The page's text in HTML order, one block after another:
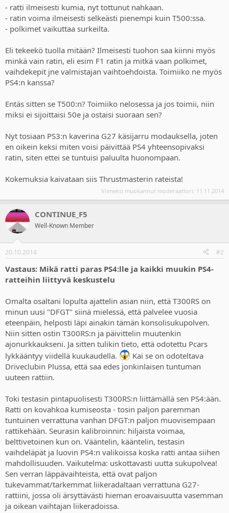
- ratti ilmeisesti kumia, nyt tottunut nahkaan.
- ratin voima ilmeisesti selkeästi pienempi kuin T500:ssa.
- polkimet vaikuttaa surkeilta.
Eli tekeekö tuolla mitään? Ilmeisesti tuohon saa kiinni myös
minkä vain ratin, eli esim F1 ratin ja mitkä vaan polkimet,
vaihdekepit jne valmistajan vaihtoehdoista. Toimiiko ne myös
PS4:n kanssa?
Entäs sitten se T500:n? Toimiiko nelosessa ja jos toimii, niin
miksi ei sijoittaisi 50e ja ostaisi suoraan sen?
Nyt tosiaan PS3:n kaverina G27 käsijarru modauksella, joten
en oikein keksi miten voisi päivittää PS4 yhteensopivaksi
ratin, siten ettei se tuntuisi paluulta huonompaan.
Kokemuksia kaivataan siis Thrustmasterin rateista!
Viimeksi muokannut moderaattori: 11.11.2014
CONTINUE_F5
Well-Known Member
20.10.2014 #2
Vastaus: Mikä ratti paras PS4:lle ja kaikki muukin PS4-
ratteihin liittyvä keskustelu
Omalta osaltani lopulta ajattelin asian niin, että T300RS on
minun uusi "DFGT" siinä mielessä, että palvelee vuosia
eteenpäin, helposti läpi ainakin tämän konsolisukupolven.
Niin sitten ostin T300RS:n ja päivittelin muutenkin
ajonurkkaukseni. Ja sitten tulikin tieto, että odotettu Pcars
lykkääntyy viidellä kuukaudella.
Kai se on odoteltava
Driveclubin Plussa, että saa edes jonkinlaisen tuntuman
uuteen rattiin.
Toki testasin pintapuolisesti T300RS:n liittämällä sen PS4:ään.
Ratti on kovahkoa kumiseosta - tosin paljon paremman
tuntuinen verrattuna vanhan DFGT:n paljon muovisempaan
rattikehään. Seurasin kalibroinnin: hiljaista voimaa,
belttivetoinen kun on. Vääntelin, kääntelin, testasin
vaihdeläpät ja luovin PS4:n valikoissa koska ratti antaa siihen
mahdollisuuden. Vaikutelma: uskottavasti uutta sukupolvea!
Sen verran läppävaihteista, että ovat paljon
tukevammat/tarkemmat liikeradaltaan verrattuna G27-
rattiini, jossa oli ärsyttävästi hieman eroavaisuutta vasemman
ja oikean vaihtajan liikeradoissa.